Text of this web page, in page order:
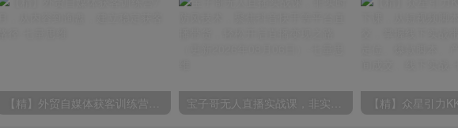
【精】外贸自媒体获客训练营7月，从内容到询盘，建立稳定获客路径 宝子哥无人直播实战课，非实时防风技术，聚焦抖音快手等平台直播带货，轻松开启直播变现之路（更新2026年08月06日）